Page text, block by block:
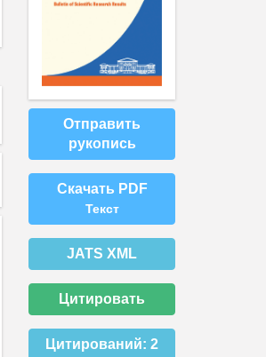
Отправить
рукопись
Скачать PDF
Текст
JATS XML
Цитировать
Цитирований: 2